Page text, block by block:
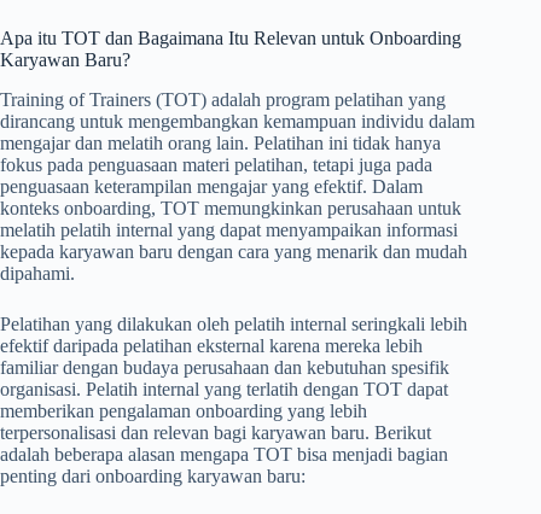
Apa itu TOT dan Bagaimana Itu Relevan untuk Onboarding
Karyawan Baru?
Training of Trainers (TOT) adalah program pelatihan yang
dirancang untuk mengembangkan kemampuan individu dalam
mengajar dan melatih orang lain. Pelatihan ini tidak hanya
fokus pada penguasaan materi pelatihan, tetapi juga pada
penguasaan keterampilan mengajar yang efektif. Dalam
konteks onboarding, TOT memungkinkan perusahaan untuk
melatih pelatih internal yang dapat menyampaikan informasi
kepada karyawan baru dengan cara yang menarik dan mudah
dipahami.
Pelatihan yang dilakukan oleh pelatih internal seringkali lebih
efektif daripada pelatihan eksternal karena mereka lebih
familiar dengan budaya perusahaan dan kebutuhan spesifik
organisasi. Pelatih internal yang terlatih dengan TOT dapat
memberikan pengalaman onboarding yang lebih
terpersonalisasi dan relevan bagi karyawan baru. Berikut
adalah beberapa alasan mengapa TOT bisa menjadi bagian
penting dari onboarding karyawan baru: